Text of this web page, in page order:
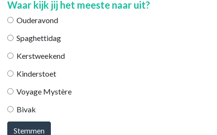
Waar kijk jij het meeste naar uit?
Ouderavond
Spaghettidag
Kerstweekend
Kinderstoet
Voyage Mystère
Bivak